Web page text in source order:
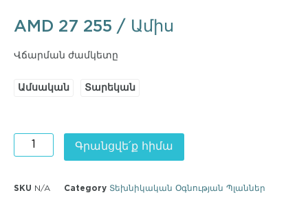
AMD 27 255 / Ամիս
Վճարման ժամկետը
Ամսական Տարեկան
Գրանցվե՛ք հիմա
SKU N/A Category Տեխնիկական Օգնության Պլաններ